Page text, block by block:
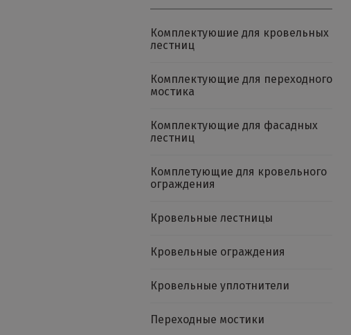
Комплектуюшие для кровельных
лестниц
Комплектующие для переходного
мостика
Комплектующие для фасадных
лестниц
Комплетующие для кровельного
ограждения
Кровельные лестницы
Кровельные ограждения
Кровельные уплотнители
Переходные мостики